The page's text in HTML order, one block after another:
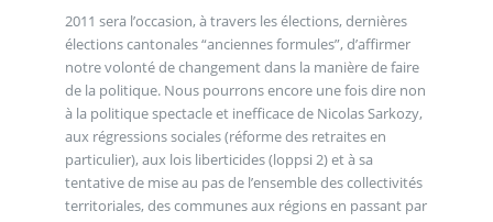
2011 sera l’occasion, à travers les élections, dernières
élections cantonales “anciennes formules”, d’affirmer
notre volonté de changement dans la manière de faire
de la politique. Nous pourrons encore une fois dire non
à la politique spectacle et inefficace de Nicolas Sarkozy,
aux régressions sociales (réforme des retraites en
particulier), aux lois liberticides (loppsi 2) et à sa
tentative de mise au pas de l’ensemble des collectivités
territoriales, des communes aux régions en passant par